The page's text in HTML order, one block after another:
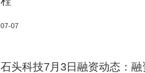
07-07
石头科技7月3日融资动态：